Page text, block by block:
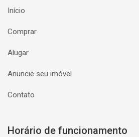
Início
Comprar
Alugar
Anuncie seu imóvel
Contato
Horário de funcionamento